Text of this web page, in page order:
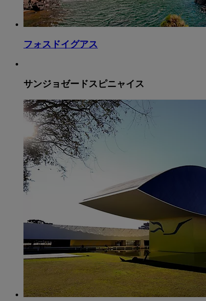
フォスドイグアス
サンジョゼードスピニャイス